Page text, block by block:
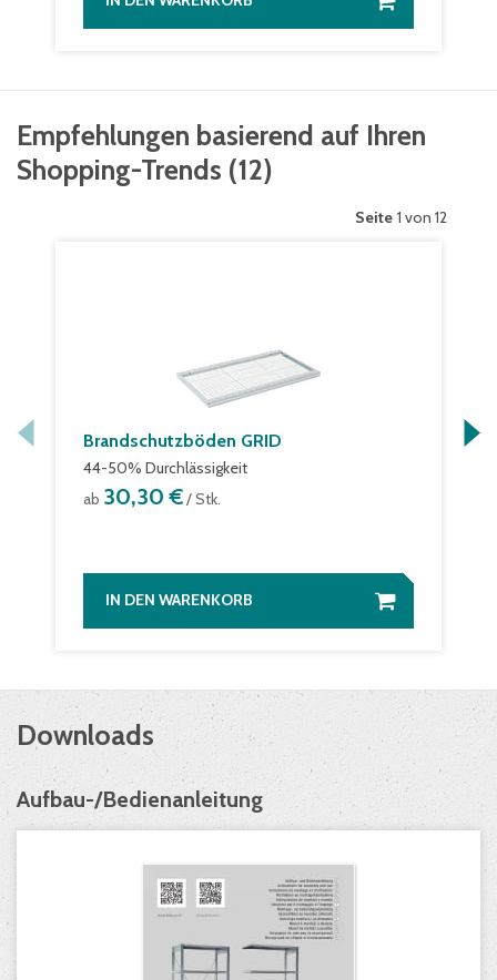
Empfehlungen basierend auf Ihren
Shopping-Trends (12)
Seite 1 von 12
Brandschutzböden GRID
44-50% Durchlässigkeit
ab 30,30 €/ Stk.
IN DEN WARENKORB
Downloads
Aufbau-/Bedienanleitung